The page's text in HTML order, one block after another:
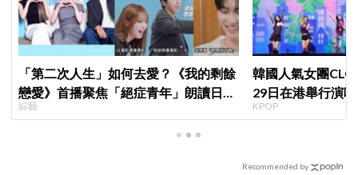
「第二次人生」如何去愛？《我的剩餘
戀愛》首播聚焦「絕症青年」朗讀日記
全場淚崩，初見面竟「撞見舊識」！
綜藝
韓國人氣女團CLC
29日在港舉行演
KPOP
Recommended by